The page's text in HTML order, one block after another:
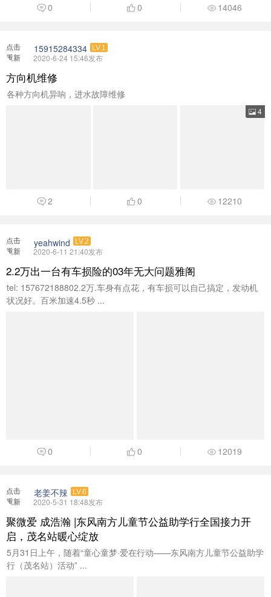
0 0 14046
点击
重新
15915284334 LV.1
2020-6-24 15:46发布
方向机维修
各种方向机异响，进水故障维修
4
2 0 12210
点击
重新
yeahwind LV.2
2020-6-11 21:40发布
2.2万出一台有车损险的03年无大问题雅阁
tel: 157672188802.2万.车身有点花，有车损可以自己搞定，发动机
状况好。百米加速4.5秒 ...
0 0 12019
点击
重新
老姜不辣 LV.6
2020-5-31 18:48发布
聚微爱 成浩瀚 |东风南方儿童节公益助学行全国接力开
启，茂名站暖心绽放
5月31日上午，随着“童心童梦·爱在行动——东风南方儿童节公益助学
行（茂名站）活动” ...